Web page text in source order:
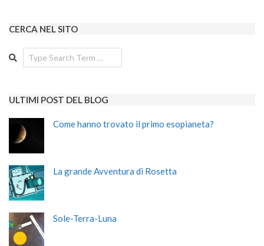
CERCA NEL SITO
Search
ULTIMI POST DEL BLOG
Come hanno trovato il primo esopianeta?
La grande Avventura di Rosetta
Sole-Terra-Luna